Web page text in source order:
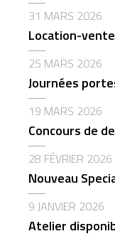
31 MARS 2026
Location-vente
25 MARS 2026
Journées
19 MARS 2026
Concours de
28 FÉVRIER 2026
Nouveau
9 JANVIER 2026
Atelier